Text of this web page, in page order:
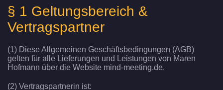
§ 1 Geltungsbereich &
Vertragspartner
(1) Diese Allgemeinen Geschäftsbedingungen (AGB)
gelten für alle Lieferungen und Leistungen von Maren
Hofmann über die Website mind-meeting.de.
(2) Vertragspartnerin ist: